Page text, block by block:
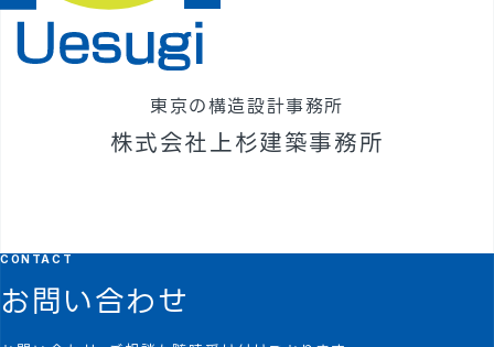
東京の構造設計事務所
株式会社上杉建築事務所
CONTACT
お問い合わせ